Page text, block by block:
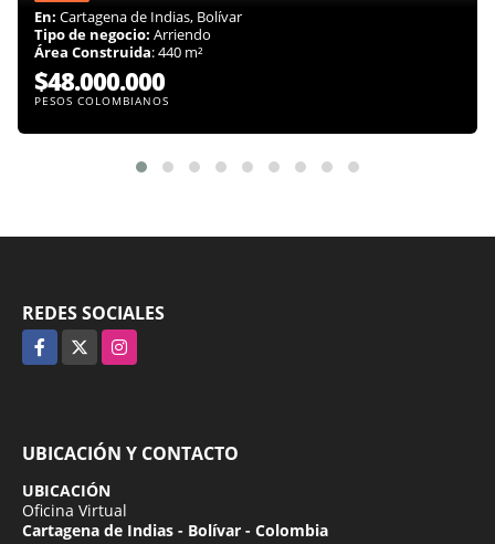
En: Cartagena de Indias, Bolívar
Tipo de negocio: Arriendo
Área Construida: 440 m²
$48.000.000
PESOS COLOMBIANOS
REDES SOCIALES
Facebook Instagram
UBICACIÓN Y CONTACTO
UBICACIÓN
Oficina Virtual
Cartagena de Indias - Bolívar - Colombia